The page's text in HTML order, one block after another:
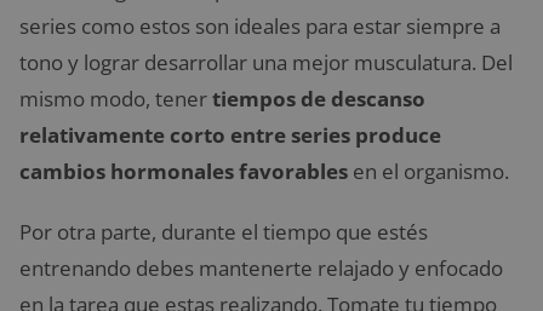
series como estos son ideales para estar siempre a
tono y lograr desarrollar una mejor musculatura. Del
mismo modo, tenertiempos de descanso
relativamente corto entre series produce
cambios hormonales favorables en el organismo.
Por otra parte, durante el tiempo que estés
entrenando debes mantenerte relajado y enfocado
en la tarea que estas realizando. Tomate tu tiempo